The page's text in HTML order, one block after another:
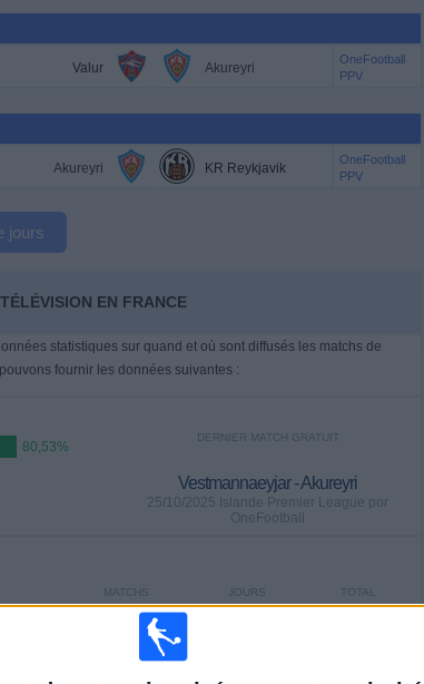
Valur Akureyri
OneFootball
PPV
Akureyri KR Reykjavik
OneFootball
PPV
jours
EN FRANCE
statistiques sur quand et où sont diffusés les matchs de
fournir les données suivantes :
80,53%
DERNIER MATCH GRATUIT
Vestmannaeyjar - Akureyri
25/10/2025 Islande Premier League por
OneFootball
TOTAL
JOURS
MATCHS
15
CONSECUTIFS